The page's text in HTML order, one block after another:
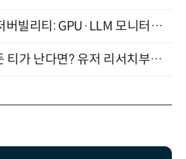
[올쇼TV] AI 시대의 옵저버빌리티: GPU·LLM 모니터링부터 AI 기반 장애 대응까지 (8/11 생방송)
그럴듯하지만 AI가 만든 티가 난다면? 유저 리서치부터 배포까지! (9/15)